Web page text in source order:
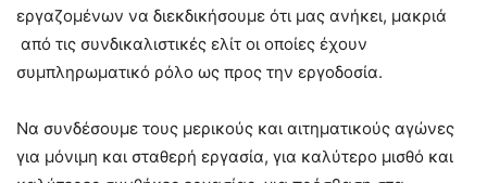
εργαζομένων να διεκδικήσουμε ότι μας ανήκει, μακριά
από τις συνδικαλιστικές ελίτ οι οποίες έχουν
συμπληρωματικό ρόλο ως προς την εργοδοσία.
Να συνδέσουμε τους μερικούς και αιτηματικούς αγώνες
για μόνιμη και σταθερή εργασία, για καλύτερο μισθό και